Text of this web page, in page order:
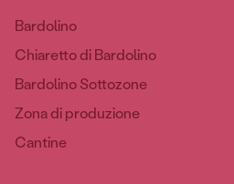
Bardolino
Chiaretto di Bardolino
Bardolino Sottozone
Zona di produzione
Cantine